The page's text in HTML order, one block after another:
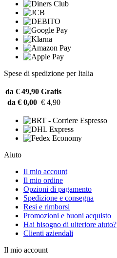
Spese di spedizione per Italia
da € 49,90 Gratis
da € 0,00 € 4,90
Aiuto
Il mio account
Il mio ordine
Opzioni di pagamento
Spedizione e consegna
Resi e rimborsi
Promozioni e buoni acquisto
Hai bisogno di ulteriore aiuto?
Clienti aziendali
Il mio account